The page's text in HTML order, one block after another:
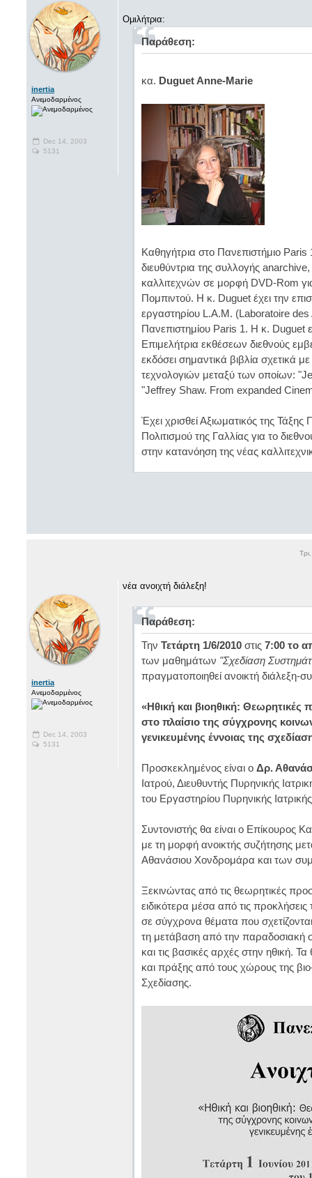
inertia
Ανεμοδαρμένος
Dec 14, 2003
5131
Ομιλήτρια:
Παράθεση:
κα. Duguet Anne-Marie
Καθηγήτρια στο Πανεπιστήμιο
διευθύντρια της συλλογής
καλλιτεχνών σε μορφή DVD-Rom
Πομπιντού. Η κ. Duguet έχει την
εργαστηρίου L.A.M. (Laboratoire
Πανεπιστημίου Paris 1. Η κ. Duguet
Επιμελήτρια εκθέσεων διεθνούς
εκδόσει σημαντικά βιβλία σχετικά
τεχνολογιών μεταξύ των οποίων:
"Jeffrey Shaw. From expanded
Έχει χρισθεί Αξιωματικός της
Πολιτισμού της Γαλλίας για το
στην κατανόηση της νέας
inertia
Ανεμοδαρμένος
Dec 14, 2003
5131
νέα ανοιχτή διάλεξη!
Παράθεση:
Την Τετάρτη 1/6/2010 στις 7:00 το
των μαθημάτων "Σχεδίαση
πραγματοποιηθεί ανοικτή διάλεξη-
«Ηθική και βιοηθική: Θεωρητικές
στο πλαίσιο της σύγχρονης
γενικευμένης έννοιας της
Προσκεκλημένος είναι ο Δρ.
Ιατρού, Διευθυντής Πυρηνικής
του Εργαστηρίου Πυρηνικής
Συντονιστής θα είναι ο Επίκουρος
με τη μορφή ανοικτής συζήτησης
Αθανάσιου Χονδρομάρα και των
Ξεκινώντας από τις θεωρητικές
ειδικότερα μέσα από τις
σε σύγχρονα θέματα που
τη μετάβαση από την παραδοσιακή
και τις βασικές αρχές στην ηθική.
και πράξης από τους χώρους της
Σχεδίασης.